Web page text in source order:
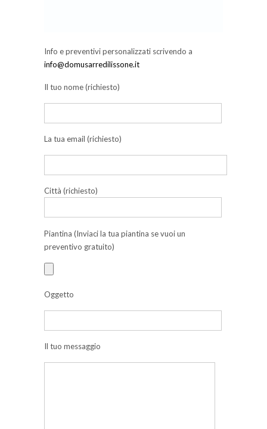
Info e preventivi personalizzati scrivendo a
info@domusarredilissone.it
Il tuo nome (richiesto)
La tua email (richiesto)
Città (richiesto)
Piantina (Inviaci la tua piantina se vuoi un
preventivo gratuito)
Oggetto
Il tuo messaggio